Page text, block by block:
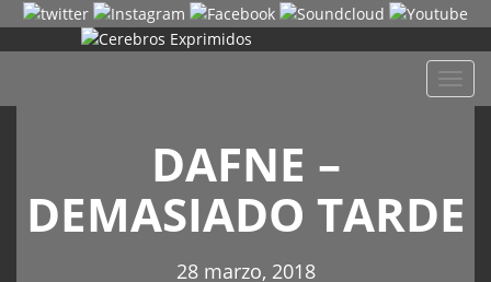
DAFNE –
DEMASIADO TARDE
28 marzo, 2018